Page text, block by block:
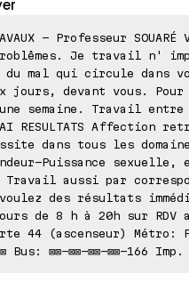
- Professeur SOUARÉ
Je travail n'
du mal qui circule dans
jours, devant vous. Pour
semaine. Travail entre
RESULTATS Affection
dans tous les
Puissance sexuelle,
Travail aussi par
des résultats
de 8 h à 20h sur RDV
44 (ascenseur) Métro:
Bus: ⊠⊠-⊠⊠-⊠⊠-⊠⊠-166 Imp.